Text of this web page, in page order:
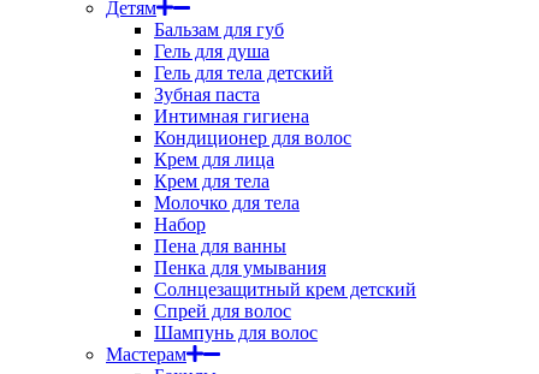
Детям
Бальзам для губ
Гель для душа
Гель для тела детский
Зубная паста
Интимная гигиена
Кондиционер для волос
Крем для лица
Крем для тела
Молочко для тела
Набор
Пена для ванны
Пенка для умывания
Солнцезащитный крем детский
Спрей для волос
Шампунь для волос
Мастерам